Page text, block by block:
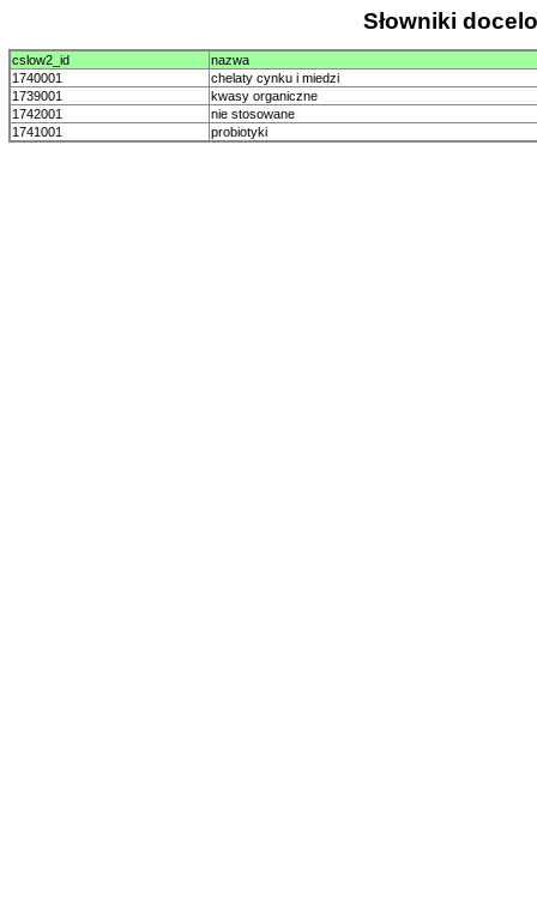
Słowniki
cslow2_id
nazwa
1740001
chelaty cynku i miedzi
1739001
kwasy organiczne
1742001
nie stosowane
1741001
probiotyki